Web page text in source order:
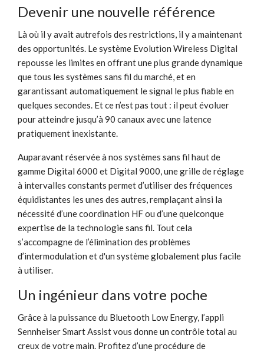
Devenir une nouvelle référence
Là où il y avait autrefois des restrictions, il y a maintenant
des opportunités. Le système Evolution Wireless Digital
repousse les limites en offrant une plus grande dynamique
que tous les systèmes sans fil du marché, et en
garantissant automatiquement le signal le plus fiable en
quelques secondes. Et ce n’est pas tout : il peut évoluer
pour atteindre jusqu’à 90 canaux avec une latence
pratiquement inexistante.
Auparavant réservée à nos systèmes sans fil haut de
gamme Digital 6000 et Digital 9000, une grille de réglage
à intervalles constants permet d’utiliser des fréquences
équidistantes les unes des autres, remplaçant ainsi la
nécessité d’une coordination HF ou d’une quelconque
expertise de la technologie sans fil. Tout cela
s’accompagne de l’élimination des problèmes
d’intermodulation et d'un système globalement plus facile
à utiliser.
Un ingénieur dans votre poche
Grâce à la puissance du Bluetooth Low Energy, l’appli
Sennheiser Smart Assist vous donne un contrôle total au
creux de votre main. Profitez d’une procédure de